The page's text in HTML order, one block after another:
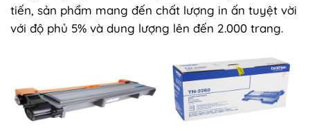
tiến, sản phẩm mang đến chất lượng in ấn tuyệt vời
với độ phủ 5% và dung lượng lên đến 2.000 trang.